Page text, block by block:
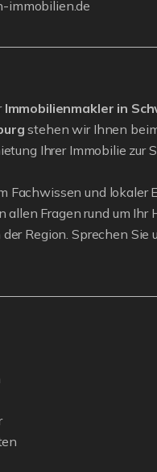
immobilien.de
Immobilienmakler in
stehen wir Ihnen
Ihrer Immobilie zur
Fachwissen und lokaler
allen Fragen rund um Ihr
Region. Sprechen Sie